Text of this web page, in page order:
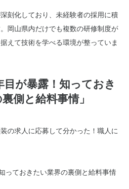
刻化しており、未経験者の採用に積
岡山県内だけでも複数の研修制度が
えて技術を学べる環境が整っていま
目が暴露！知っておき
側と給料事情」
の求人に応募して分かった！職人に
っておきたい業界の裏側と給料事情